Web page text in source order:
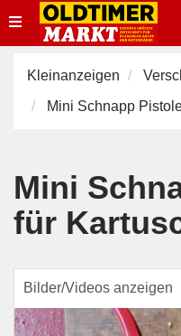
Toggle
navigation
Kleinanzeigen
Mini Schnapp
Mini
für
Bilder/Videos anzeigen